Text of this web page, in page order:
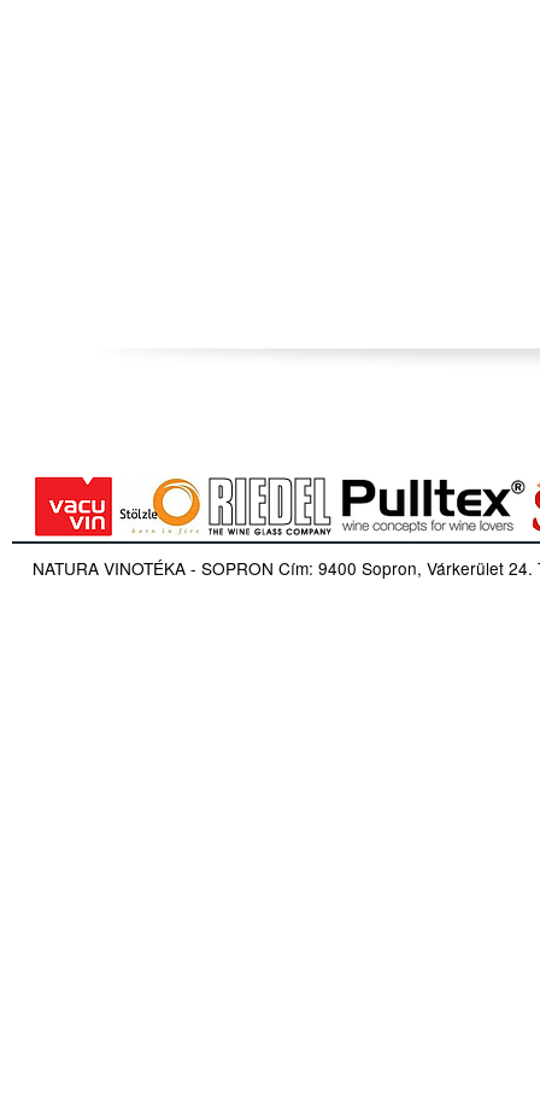
NATURA VINOTÉKA - SOPRON Cím: 9400 Sopron, Várkerület